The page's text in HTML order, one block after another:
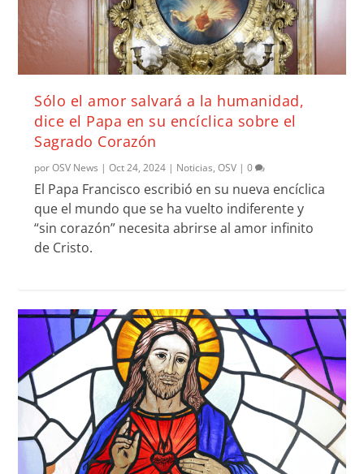
Sólo el amor salvará a la humanidad,
dice el Papa en su encíclica sobre el
Sagrado Corazón
porOSV News |Oct 24, 2024 | Noticias,OSV |0
El Papa Francisco escribió en su nueva encíclica
que el mundo que se ha vuelto indiferente y
“sin corazón” necesita abrirse al amor infinito
de Cristo.